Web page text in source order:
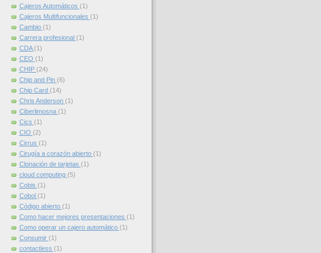
Cajeros Automáticos (1)
Cajeros Multifuncionales (1)
Cambio (1)
Carrera profesional (1)
CDA(1)
CEO (1)
CHIP (24)
Chip and Pin (6)
Chip Card (14)
Chris Anderson (1)
Ciberlimosna (1)
Cics (1)
CIO (2)
Cirrus (1)
Cirugía a corazón abierto (1)
Clonación de tarjetas (1)
cloud computing (5)
Cobis (1)
Cobol (1)
Código abierto (1)
Como hacer mejores presentaciones (1)
Como operar un cajero automático (1)
Consumir (1)
contactless (1)